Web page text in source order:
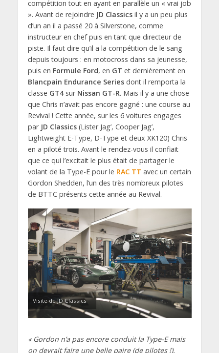
compétition tout en ayant en parallèle un « vrai job
». Avant de rejoindre JD Classicsil y a un peu plus
d’un an il a passé 20 à Silverstone, comme
instructeur en chef puis en tant que directeur de
piste. Il faut dire qu’il a la compétition de le sang
depuis toujours : en motocross dans sa jeunesse,
puis en Formule Ford, en GT et dernièrement en
Blancpain Endurance Seriesdont il remporta la
classe GT4sur Nissan GT-R. Mais il y a une chose
que Chris n’avait pas encore gagné : une course au
Revival ! Cette année, sur les 6 voitures engages
par JD Classics(Lister Jag’, Cooper Jag’,
Lightweight E-Type, D-Type et deux XK120) Chris
en a piloté trois. Avant le rendez-vous il confiait
que ce qui l’excitait le plus était de partager le
volant de la Type-E pour le RAC TT avec un certain
Gordon Shedden, l’un des très nombreux pilotes
de BTTC présents cette année au Revival.
Visite de JD Classics
« Gordon n’a pas encore conduit la Type-E mais
on devrait faire une belle paire (de pilotes !).